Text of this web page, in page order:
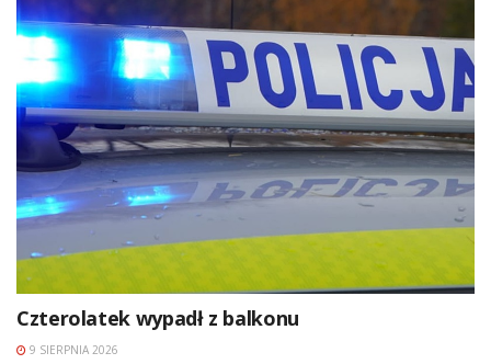
Czterolatek wypadł z balkonu
9 SIERPNIA 2026